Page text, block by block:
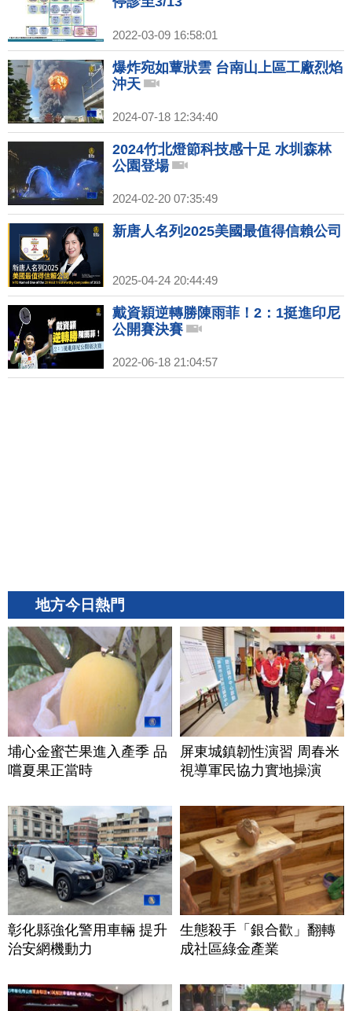
2022-03-09 16:58:01
爆炸宛如蕈狀雲 台南山上區工廠烈焰
沖天
2024-07-18 12:34:40
2024竹北燈節科技感十足 水圳森林
公園登場
2024-02-20 07:35:49
新唐人名列2025美國最值得信賴公司
2025-04-24 20:44:49
戴資穎逆轉勝陳雨菲！2：1挺進印尼
公開賽決賽
2022-06-18 21:04:57
地方今日熱門
埔心金蜜芒果進入產季 品
嚐夏果正當時
屏東城鎮韌性演習 周春米
視導軍民協力實地操演
彰化縣強化警用車輛 提升
治安網機動力
生態殺手「銀合歡」翻轉
成社區綠金產業